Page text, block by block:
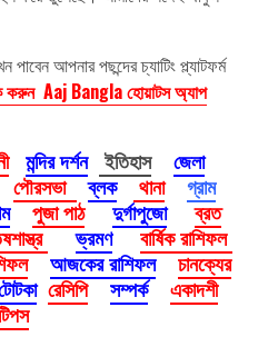
আপনার পছন্দের চ্যাটিং প্ল্যাটফর্ম
করুন Aaj Bangla হোয়াটস অ্যাপ
মন্দির দর্শন ইতিহাস
জেলা
পৌরসভা ব্লক থানা
গ্রাম
পুজা পাঠ দুর্গাপুজো
ব্রত
ভ্রমণ
বার্ষিক রাশিফল
আজকের রাশিফল
চানক্যের
রেসিপি সম্পর্ক
একাদশী